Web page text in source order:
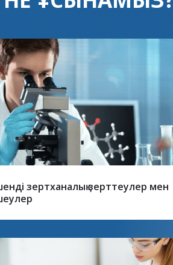
зертханалық зерттеулер мен